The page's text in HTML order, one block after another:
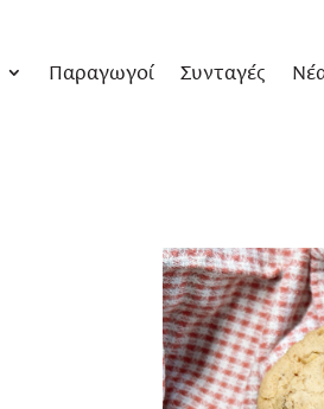
Παραγωγοί Συνταγές